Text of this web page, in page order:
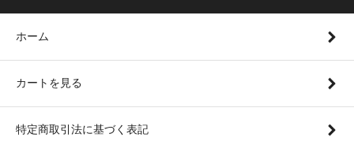
ホーム
カートを見る
特定商取引法に基づく表記